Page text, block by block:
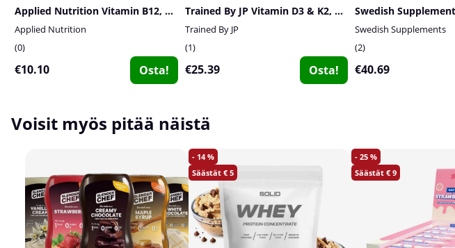
Applied Nutrition Vitamin B12, 90 caps
Applied Nutrition
0
€10.10 Osta!
Trained By JP Vitamin D3 & K2, 60 caps
Trained By JP
1
€25.39 Osta!
Swedish Supplements
2
€40.69
Voisit myös pitää näistä
14
5
25
9